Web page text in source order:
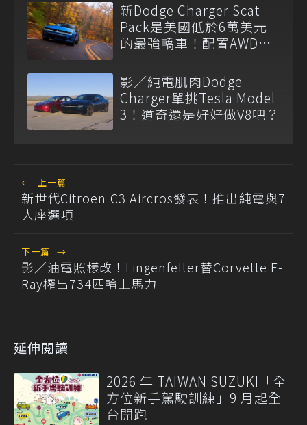
新Dodge Charger Scat
Pack是美國低於6萬美元
的最強轎車！配置AWD還
影／純電肌肉Dodge
Charger單挑Tesla Model
3！道奇還是好好做V8吧？
← 上一篇
新世代Citroen C3 Aircros發表！推出純電與7
人座選項
下一篇 →
影／油電照樣改！Lingenfelter替Corvette E-
Ray榨出734匹輪上馬力
延伸閱讀
2026 年 TAIWAN SUZUKI「全
方位新手駕駛訓練」9 月起全
台開跑